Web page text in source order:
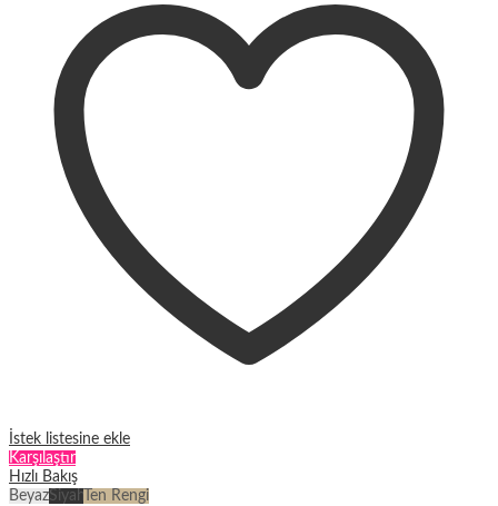
varyasyonu
var.
Seçenekler
ürün
sayfasından
seçilebilir
İstek listesine ekle
Karşılaştır
Hızlı Bakış
BeyazSiyah Ten Rengi